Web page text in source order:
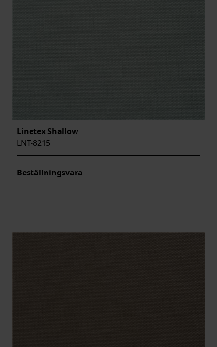
Linetex Shallow
LNT-8215
Beställningsvara